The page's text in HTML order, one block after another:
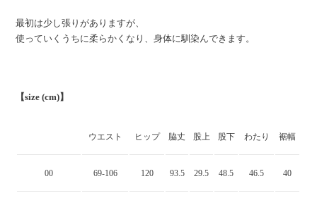
最初は少し張りがありますが、
使っていくうちに柔らかくなり、身体に馴染んできます。
【size (cm)】
ウエスト ヒップ 脇丈 股上 股下 わたり 裾幅
00 69-106 120 93.5 29.5 48.5 46.5 40